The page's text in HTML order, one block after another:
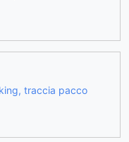
traccia pacco